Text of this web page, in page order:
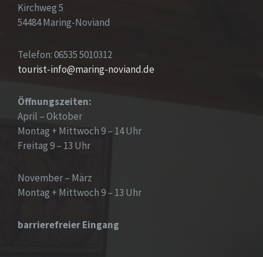
Kirchweg 5
54484 Maring-Noviand
Telefon: 06535 5010312
tourist-info@maring-noviand.de
Öffnungszeiten:
April – Oktober
Montag + Mittwoch 9 – 14 Uhr
Freitag 9 – 13 Uhr
November – März
Montag + Mittwoch 9 – 13 Uhr
barrierefreier Eingang